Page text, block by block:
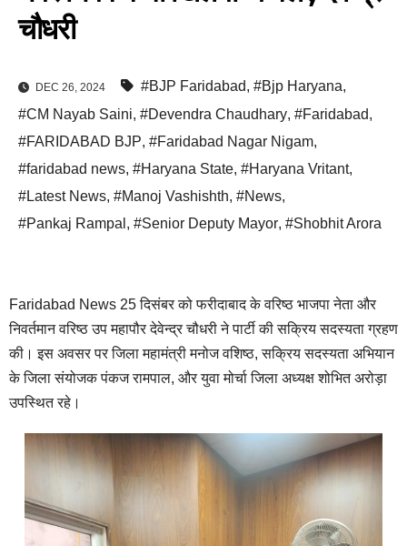
चौधरी
DEC 26, 2024 #BJP Faridabad, #Bjp Haryana,
#CM Nayab Saini, #Devendra Chaudhary, #Faridabad,
#FARIDABAD BJP, #Faridabad Nagar Nigam,
#faridabad news, #Haryana State, #Haryana Vritant,
#Latest News, #Manoj Vashishth, #News,
#Pankaj Rampal , #Senior Deputy Mayor, #Shobhit Arora
Faridabad News 25 दिसंबर को फरीदाबाद के वरिष्ठ भाजपा नेता और
निवर्तमान वरिष्ठ उप महापौर देवेन्द्र चौधरी ने पार्टी की सक्रिय सदस्यता ग्रहण
की। इस अवसर पर जिला महामंत्री मनोज वशिष्ठ, सक्रिय सदस्यता अभियान
के जिला संयोजक पंकज रामपाल, और युवा मोर्चा जिला अध्यक्ष शोभित अरोड़ा
उपस्थित रहे।